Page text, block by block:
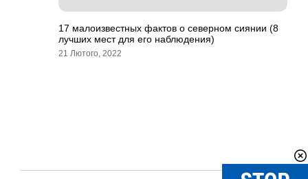
17 малоизвестных фактов о северном сиянии (8
лучших мест для его наблюдения)
21 Лютого, 2022